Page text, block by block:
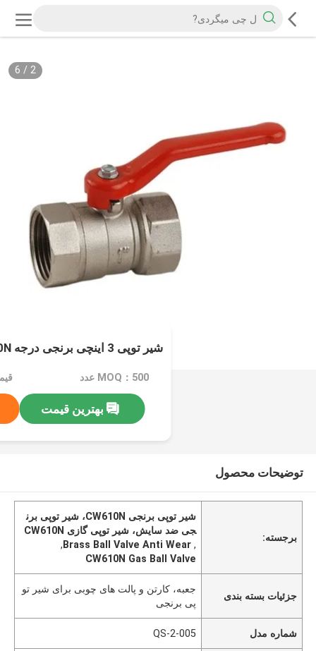
2
/
6
شیر توپی 3 اینچی برنجی درجه CW610N
MOQ：500 عدد
بهترین قیمت
توضیحات محصول
برجسته:
شیر توپی برنجی CW610N، شیر توپی برن
جی ضد سایش، شیر توپی گازی CW610N
,
Brass Ball Valve Anti Wear
,
CW610N Gas Ball Valve
جزئیات بسته بندی
جعبه، کارتن و پالت های چوبی برای شیر تو
پی برنجی
شماره مدل QS-2-005